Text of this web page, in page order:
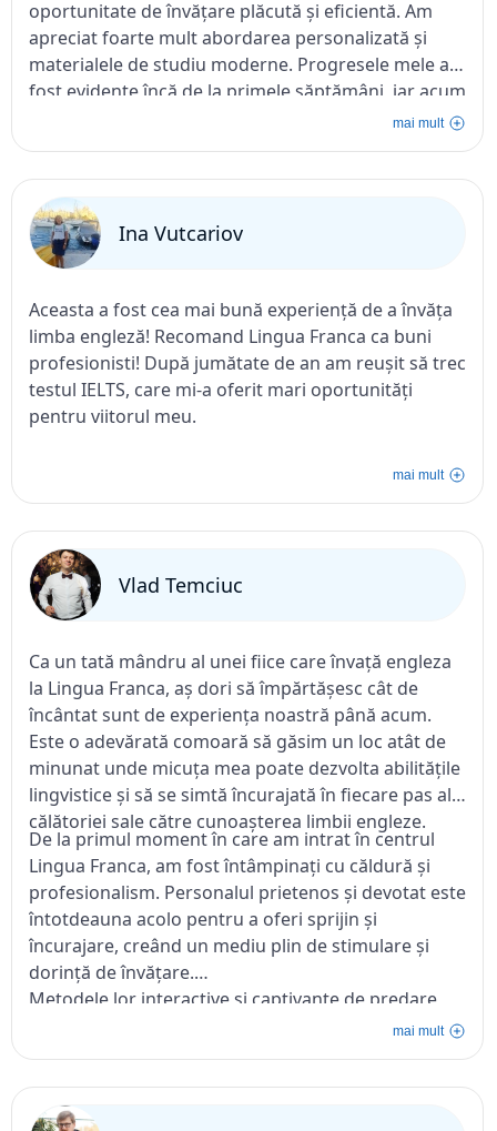
oportunitate de învățare plăcută și eficientă. Am
apreciat foarte mult abordarea personalizată și
materialele de studiu moderne. Progresele mele au
fost evidente încă de la primele săptămâni, iar acum
mă simt mult mai încrezător să folosesc limba
învețe engleza la cel mai înalt nivel!
mai mult
Ina Vutcariov
Aceasta a fost cea mai bună experiență de a învăța
limba engleză! Recomand Lingua Franca ca buni
profesionisti! După jumătate de an am reușit să trec
testul IELTS, care mi-a oferit mari oportunități
pentru viitorul meu.
mai mult
Vlad Temciuc
Ca un tată mândru al unei fiice care învață engleza
la Lingua Franca, aș dori să împărtășesc cât de
încântat sunt de experiența noastră până acum.
Este o adevărată comoară să găsim un loc atât de
minunat unde micuța mea poate dezvolta abilitățile
lingvistice și să se simtă încurajată în fiecare pas al
călătoriei sale către cunoașterea limbii engleze.
De la primul moment în care am intrat în centrul
Lingua Franca, am fost întâmpinați cu căldură și
profesionalism. Personalul prietenos și devotat este
întotdeauna acolo pentru a oferi sprijin și
încurajare, creând un mediu plin de stimulare și
dorință de învățare.
Metodele lor interactive și captivante de predare,
cum ar fi poveștile animate și activitățile de grup, au
își dezvoltă încrederea în abilitățile sale lingvistice.
mai mult